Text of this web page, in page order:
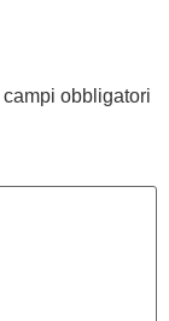
I campi obbligatori